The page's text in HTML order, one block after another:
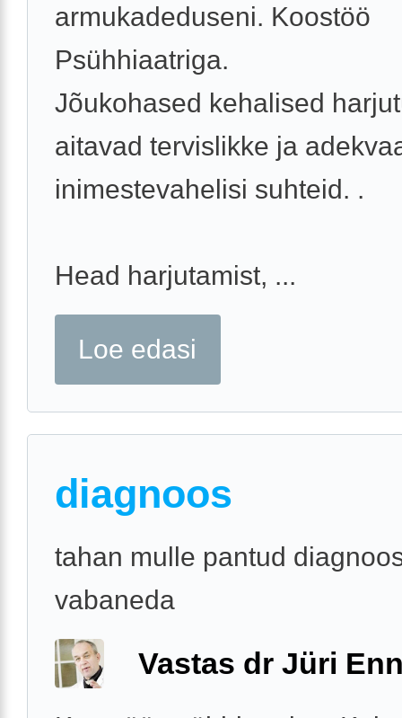
armukadeduseni. Koostöö
Psühhiaatriga.
Jõukohased kehalised
aitavad tervislikke ja
inimestevahelisi suhteid. .
Head harjutamist, ...
Loe edasi
diagnoos
tahan mulle pantud
vabaneda
Vastas dr Jüri